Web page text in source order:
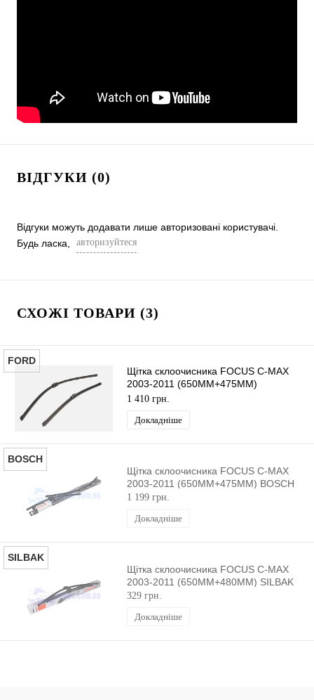
ВІДГУКИ (0)
Відгуки можуть додавати лише авторизовані користувачі.
Будь ласка,
авторизуйтеся
СХОЖІ ТОВАРИ (3)
FORD
Щітка склоочисника FOCUS C-MAX
2003-2011 (650MM+475MM)
ORIGINAL
1 410 грн.
Докладніше
BOSCH
Щітка склоочисника FOCUS C-MAX
2003-2011 (650MM+475MM) BOSCH
1 199 грн.
Докладніше
SILBAK
Щітка склоочисника FOCUS C-MAX
2003-2011 (650MM+480MM) SILBAK
329 грн.
Докладніше